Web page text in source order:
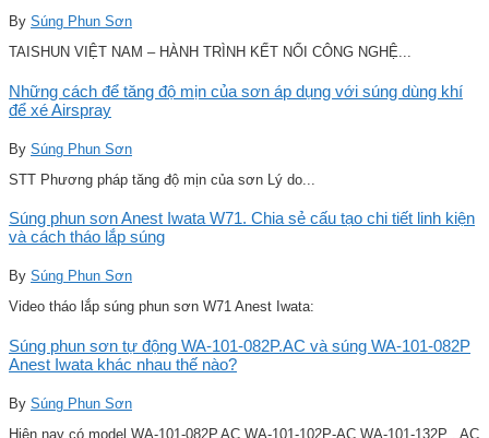
By Súng Phun Sơn
TAISHUN VIỆT NAM – HÀNH TRÌNH KẾT NỐI CÔNG NGHỆ...
Những cách để tăng độ mịn của sơn áp dụng với súng dùng khí
để xé Airspray
By Súng Phun Sơn
STT Phương pháp tăng độ mịn của sơn Lý do...
Súng phun sơn Anest Iwata W71. Chia sẻ cấu tạo chi tiết linh kiện
và cách tháo lắp súng
By Súng Phun Sơn
Video tháo lắp súng phun sơn W71 Anest Iwata:
Súng phun sơn tự động WA-101-082P.AC và súng WA-101-082P
Anest Iwata khác nhau thế nào?
By Súng Phun Sơn
Hiện nay có model WA-101-082P.AC WA-101-102P-AC WA-101-132P . AC